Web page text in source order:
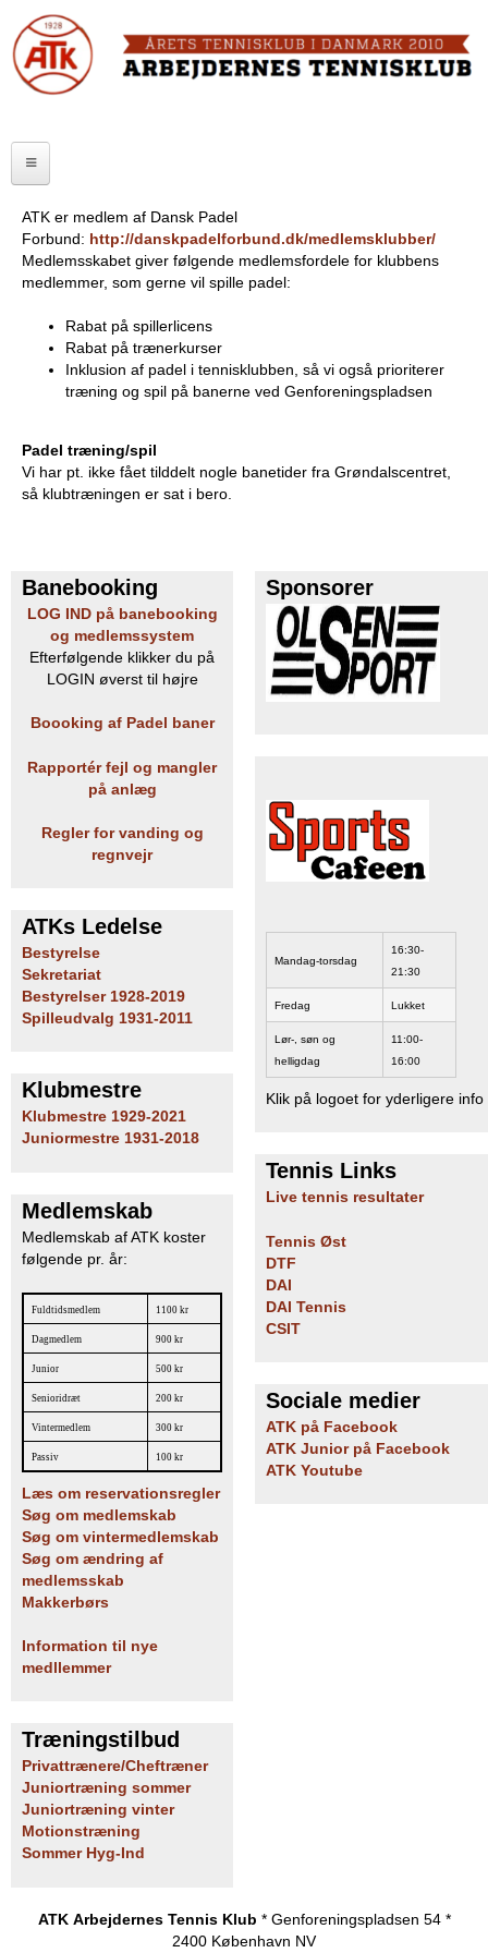
to
main
b
e
n
T
u
b
FORSIDE
ATK HALLEN
SENIOR
JUNIOR
MOTIONISTER
TURNERINGER
MAKKERBØRS
ATK er medlem af Dansk Padel
Forbund: http://danskpadelforbund.dk/medlemsklubber/
Medlemsskabet giver følgende medlemsfordele for klubbens
medlemmer, som gerne vil spille padel:
Rabat på spillerlicens
Rabat på trænerkurser
Inklusion af padel i tennisklubben, så vi også prioriterer
træning og spil på banerne ved Genforeningspladsen
Padel træning/spil
Vi har pt. ikke fået tilddelt nogle banetider fra Grøndalscentret,
så klubtræningen er sat i bero.
Banebooking
LOG IND på banebooking
og medlemssystem
Efterfølgende klikker du på
LOGIN øverst til højre
Boooking af Padel baner
Rapportér fejl og mangler
på anlæg
Regler for vanding og
regnvejr
ATKs Ledelse
Bestyrelse
Sekretariat
Bestyrelser 1928-2019
Spilleudvalg 1931-2011
Klubmestre
Klubmestre 1929-2021
Juniormestre 1931-2018
Medlemskab
Medlemskab af ATK koster
følgende pr. år:
Fuldtidsmedlem 1100 kr
Dagmedlem 900 kr
Junior 500 kr
Senioridræt 200 kr
Vintermedlem 300 kr
Passiv 100 kr
Læs om reservationsregler
Søg om medlemskab
Søg om vintermedlemskab
Søg om ændring af
medlemsskab
Makkerbørs
Information til nye
medllemmer
Træningstilbud
Privattrænere/Cheftræner
Juniortræning sommer
Juniortræning vinter
Motionstræning
Sommer Hyg-Ind
Sponsorer
Mandag-torsdag
16:30-
21:30
Fredag Lukket
Lør-, søn og
helligdag
11:00-
16:00
Klik på logoet for yderligere info
Tennis Links
Live tennis resultater
Tennis Øst
DTF
DAI
DAI Tennis
CSIT
Sociale medier
ATK på Facebook
ATK Junior på Facebook
ATK Youtube
ATK Arbejdernes Tennis Klub * Genforeningspladsen 54 *
2400 København NV